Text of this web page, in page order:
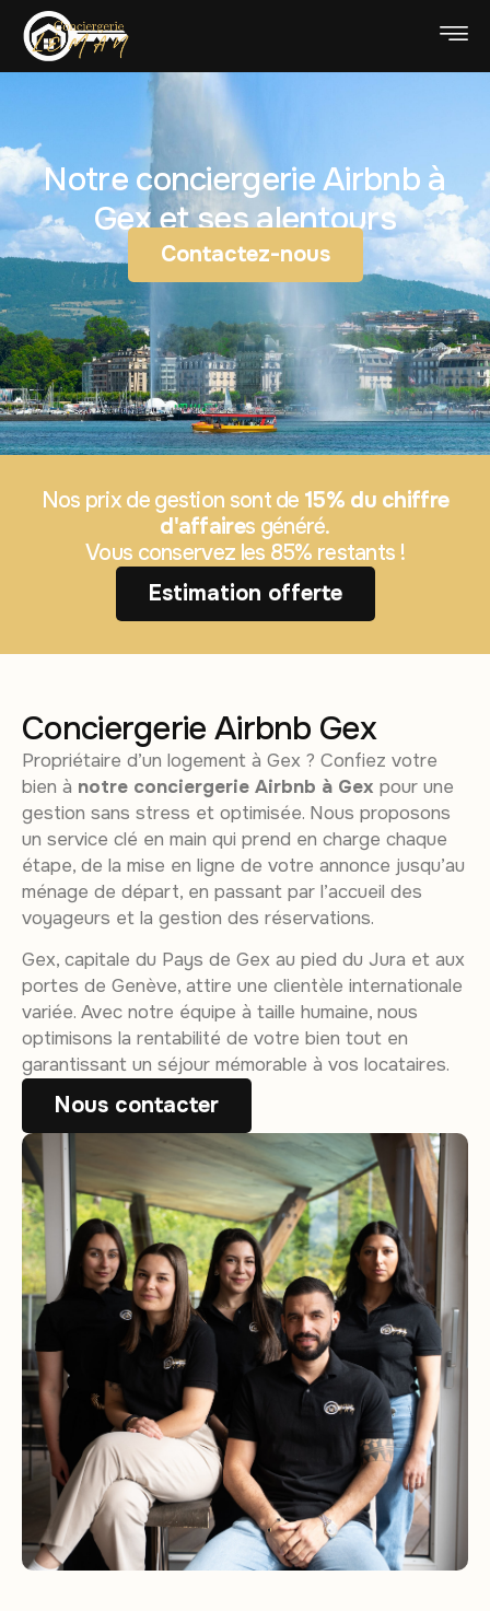
Notre conciergerie Airbnb à
Gex et ses alentours
Contactez-nous
Nos prix de gestion sont de 15% du chiffre
d'affaires généré.
Vous conservez les 85% restants !
Estimation offerte
Conciergerie Airbnb Gex
Propriétaire d’un logement à Gex ? Confiez votre
bien à notre conciergerie Airbnb à Gex pour une
gestion sans stress et optimisée. Nous proposons
un service clé en main qui prend en charge chaque
étape, de la mise en ligne de votre annonce jusqu’au
ménage de départ, en passant par l’accueil des
voyageurs et la gestion des réservations.
Gex, capitale du Pays de Gex au pied du Jura et aux
portes de Genève, attire une clientèle internationale
variée. Avec notre équipe à taille humaine, nous
optimisons la rentabilité de votre bien tout en
garantissant un séjour mémorable à vos locataires.
Nous contacter